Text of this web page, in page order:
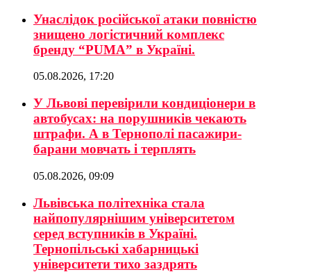
Унаслідок російської атаки повністю
знищено логістичний комплекс
бренду “PUMA” в Україні.
05.08.2026, 17:20
У Львові перевірили кондиціонери в
автобусах: на порушників чекають
штрафи. А в Тернополі пасажири-
барани мовчать і терплять
05.08.2026, 09:09
Львівська політехніка стала
найпопулярнішим університетом
серед вступників в Україні.
Тернопільські хабарницькі
університети тихо заздрять